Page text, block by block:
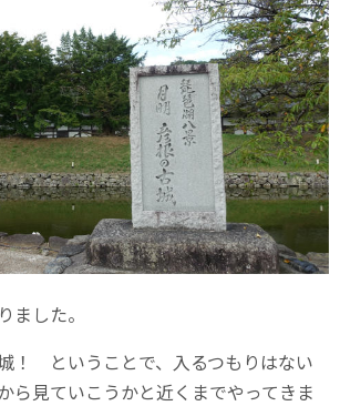
ました。
！ ということで、入るつもりはない
ら見ていこうかと近くまでやってきま